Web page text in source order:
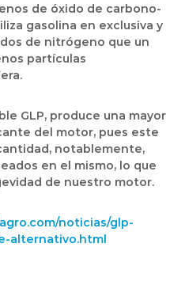
de óxido de carbono-
gasolina en exclusiva y
de nitrógeno que un
partículas
GLP, produce una mayor
del motor, pues este
notablemente,
en el mismo, lo que
de nuestro motor.
noticias/glp-
alternativo.html